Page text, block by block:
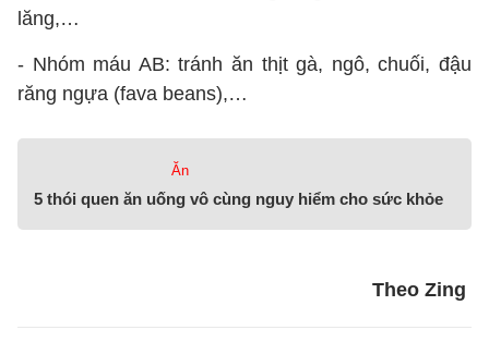
lăng,…
- Nhóm máu AB: tránh ăn thịt gà, ngô, chuối, đậu
răng ngựa (fava beans),…
Ăn
5 thói quen ăn uống vô cùng nguy hiểm cho sức khỏe
Theo Zing